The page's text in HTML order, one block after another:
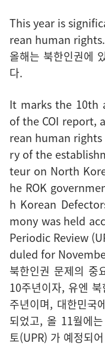
This year is
rean human rights.
올해는 북한인권에
다.
It marks the 10th
of the COI report,
rean human
ry of the
teur on North
he ROK
h Korean
mony was held
Periodic Review
duled for
북한인권 문제의 중
10주년이자, 유엔
주년이며, 대한민국
되었고, 올 11월에
토(UPR) 가 예정되